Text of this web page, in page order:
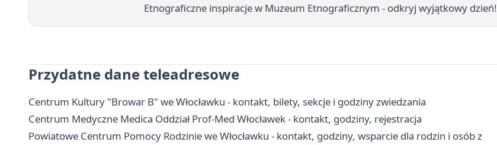
Etnograficzne inspiracje w Muzeum Etnograficznym - odkryj wyjątkowy dzień!
Przydatne dane teleadresowe
Centrum Kultury "Browar B" we Włocławku - kontakt, bilety, sekcje i godziny zwiedzania
Centrum Medyczne Medica Oddział Prof-Med Włocławek - kontakt, godziny, rejestracja
Powiatowe Centrum Pomocy Rodzinie we Włocławku - kontakt, godziny, wsparcie dla rodzin i osób z